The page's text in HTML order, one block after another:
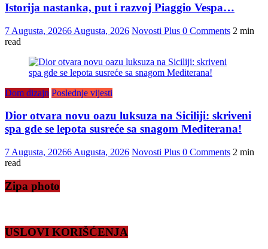
Istorija nastanka, put i razvoj Piaggio Vespa…
7 Augusta, 20266 Augusta, 2026 Novosti Plus 0 Comments 2 min
read
Dom dizajn Poslednje vijesti
Dior otvara novu oazu luksuza na Siciliji: skriveni
spa gde se lepota susreće sa snagom Mediterana!
7 Augusta, 20266 Augusta, 2026 Novosti Plus 0 Comments 2 min
read
Zipa photo
USLOVI KORIŠĆENJA